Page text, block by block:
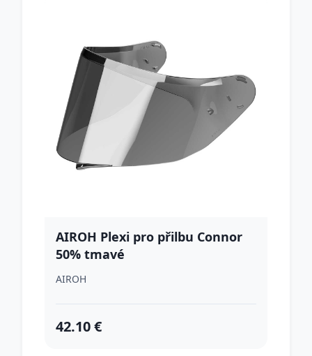
AIROH Plexi pro přilbu Connor
50% tmavé
AIROH
42.10 €